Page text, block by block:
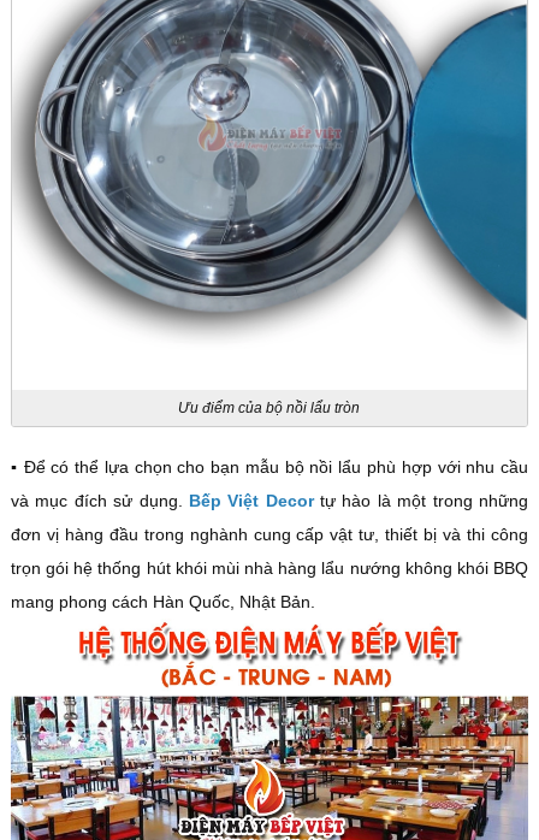
Ưu điểm của bộ nồi lẩu tròn
▪️ Để có thể lựa chọn cho bạn mẫu bộ nồi lẩu phù hợp với nhu cầu
và mục đích sử dụng. Bếp Việt Decortự hào là một trong những
đơn vị hàng đầu trong nghành cung cấp vật tư, thiết bị và thi công
trọn gói hệ thống hút khói mùi nhà hàng lẩu nướng không khói BBQ
mang phong cách Hàn Quốc, Nhật Bản.